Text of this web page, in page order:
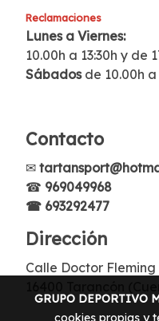
Reclamaciones
Lunes a Viernes:
10.00h a 13:30h y de
Sábados de 10.00h a
Contacto
✉
☎ 969049968
☎ 693292477
Dirección
Calle Doctor Fleming
GRUPO DEPORTIVO
cookies propias y